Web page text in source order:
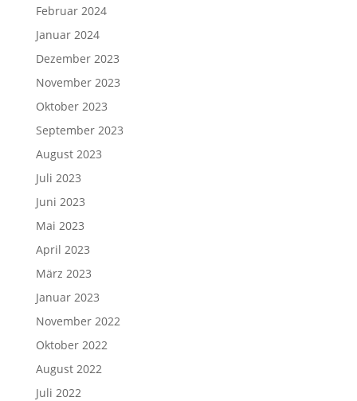
Februar 2024
Januar 2024
Dezember 2023
November 2023
Oktober 2023
September 2023
August 2023
Juli 2023
Juni 2023
Mai 2023
April 2023
März 2023
Januar 2023
November 2022
Oktober 2022
August 2022
Juli 2022